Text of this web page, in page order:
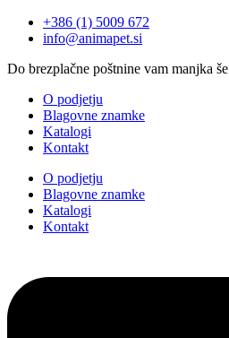
+386 (1) 5009 672
info@animapet.si
Do brezplačne poštnine vam manjka še
O podjetju
Blagovne znamke
Katalogi
Kontakt
O podjetju
Blagovne znamke
Katalogi
Kontakt